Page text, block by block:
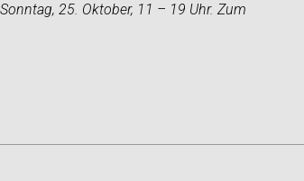
25. Oktober, 11 – 19 Uhr. Zum